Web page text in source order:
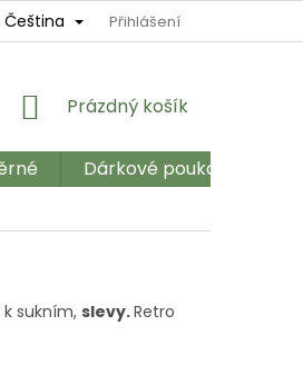
OBCHODNÍ PODMÍNKY
Čeština Přihlášení
NÁKUPNÍ
Prázdný košík
Dárkové poukazy
sukním, slevy.Retro